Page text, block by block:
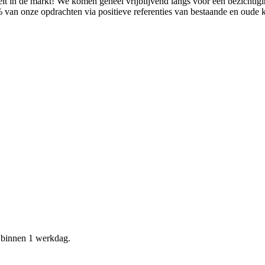
onze opdrachten via positieve referenties van bestaande en
1 werkdag.